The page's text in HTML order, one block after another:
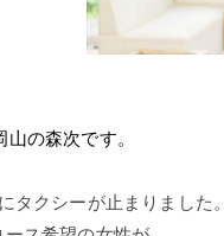
の森次です。
タクシーが止まりました。